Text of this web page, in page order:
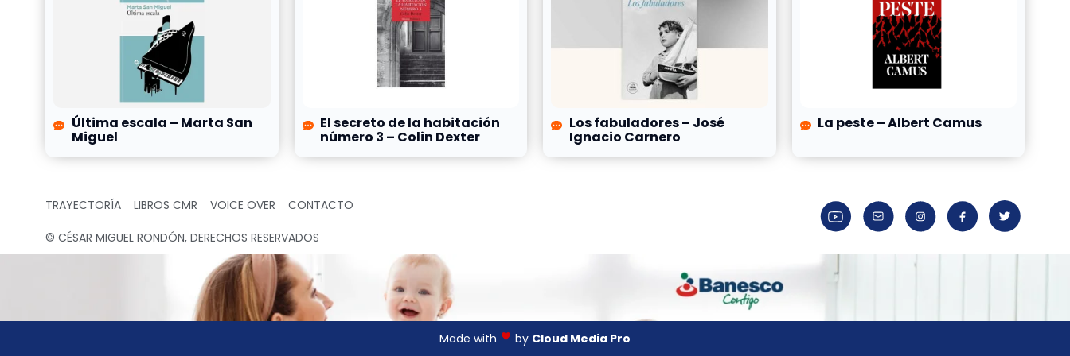
Última escala – Marta San
Miguel
El secreto de la habitación
número 3 – Colin Dexter
Los fabuladores – José
Ignacio Carnero
La peste – Albert Camus
TRAYECTORÍA LIBROS CMR VOICE OVER CONTACTO
© CÉSAR MIGUEL RONDÓN, DERECHOS RESERVADOS
Made with by Cloud Media Pro